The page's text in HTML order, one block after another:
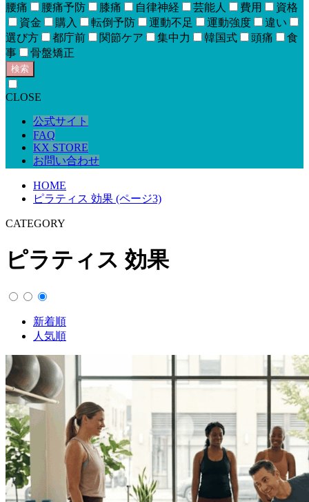
腰痛
腰痛予防 膝痛 自律神経 芸能人 費用
資格
資金
購入 転倒予防 運動不足 運動強度
違い
選び方
都庁前 関節ケア 集中力 韓国式 頭痛
食
事
骨盤矯正
検索
CLOSE
公式サイト
FAQ
KX STORE
お問い合わせ
HOME
ピラティス 効果 (ページ3)
CATEGORY
ピラティス 効果
新着順
人気順